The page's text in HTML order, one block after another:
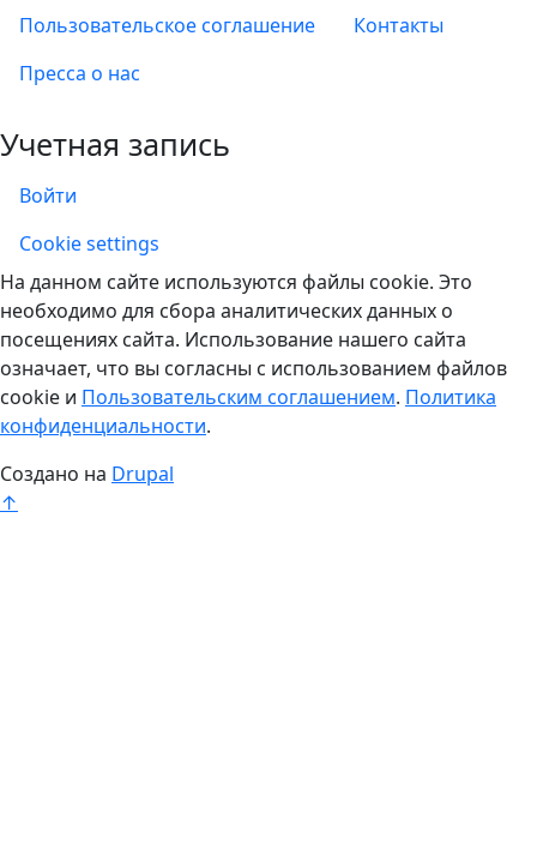
Пользовательское соглашение
Контакты
Пресса о нас
Учетная запись
Войти
Учетная запись
Cookie settings
На данном сайте используются файлы cookie. Это
необходимо для сбора аналитических данных о
посещениях сайта. Использование нашего сайта
означает, что вы согласны с использованием файлов
cookie и Пользовательским соглашением. Политика
конфиденциальности.
Создано на Drupal
↑